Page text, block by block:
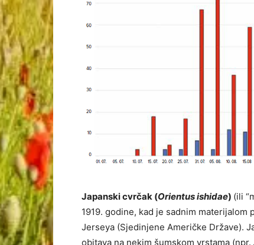
Japanski cvrčak (Orientus ishidae) (ili
1919. godine, kad je sadnim
Jerseya (Sjedinjene Američke Države).
obitava na nekim šumskom vrstama (npr.